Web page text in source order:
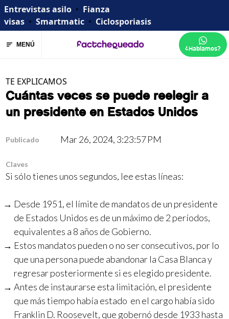
Entrevistas asilo • Fianza
visas • Smartmatic • Ciclosporiasis
MENÚ ¿Hablamos?
TE EXPLICAMOS
Cuántas veces se puede reelegir a
un presidente en Estados Unidos
Publicado Mar 26, 2024, 3:23:57 PM
Claves
Si sólo tienes unos segundos, lee estas líneas:
Desde 1951, el límite de mandatos de un presidente
de Estados Unidos es de un máximo de 2 períodos,
equivalentes a 8 años de Gobierno.
Estos mandatos pueden o no ser consecutivos, por lo
que una persona puede abandonar la Casa Blanca y
regresar posteriormente si es elegido presidente.
Antes de instaurarse esta limitación, el presidente
que más tiempo había estado en el cargo había sido
Franklin D. Roosevelt, que gobernó desde 1933 hasta